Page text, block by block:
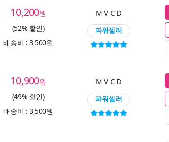
10,200원
(52% 할인)
배송비 : 3,500원
M V C D
파워셀러
10,900원
(49% 할인)
배송비 : 3,500원
M V C D
파워셀러